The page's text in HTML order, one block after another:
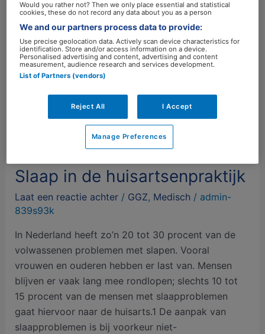
Slaap in de huisartsenpraktijk
Laat een reactie achter / GGZ, Medisch/ admin-
839s93k
In Nederland heeft zo’n 20 tot 30 procent van de
volwassenen problemen met slapen. Vooral
vrouwen en ouderen hebben er last van. Mensen
blijven er vaak lang mee rondlopen; slechts 10 tot
15 procent van de mensen met slaapproblemen
gaat hiervoor naar de huisarts.1 De aanpak van
slaapproblemen is bij voorkeur niet-
Slaap
in
de
huisartsenpraktijk
Would you rather not? Then we only place essential and statistical
cookies, these do not record any data about you as a person
We and our partners process data to provide:
Use precise geolocation data. Actively scan device characteristics for
identification. Store and/or access information on a device.
Personalised advertising and content, advertising and content
measurement, audience research and services development.
List of Partners (vendors)
Reject All I Accept
Manage Preferences